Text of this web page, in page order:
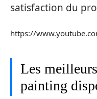
satisfaction du
https://
Les
painting